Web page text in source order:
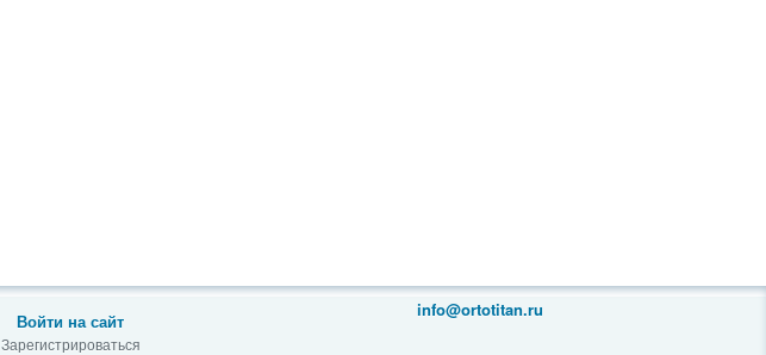
Войти на сайт
Зарегистрироваться
info@ortotitan.ru